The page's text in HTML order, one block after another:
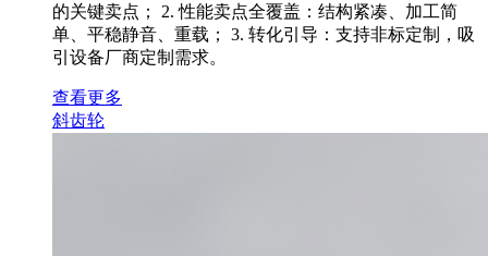
的关键卖点； 2. 性能卖点全覆盖：结构紧凑、加工简
单、平稳静音、重载； 3. 转化引导：支持非标定制，吸
引设备厂商定制需求。
查看更多
斜齿轮